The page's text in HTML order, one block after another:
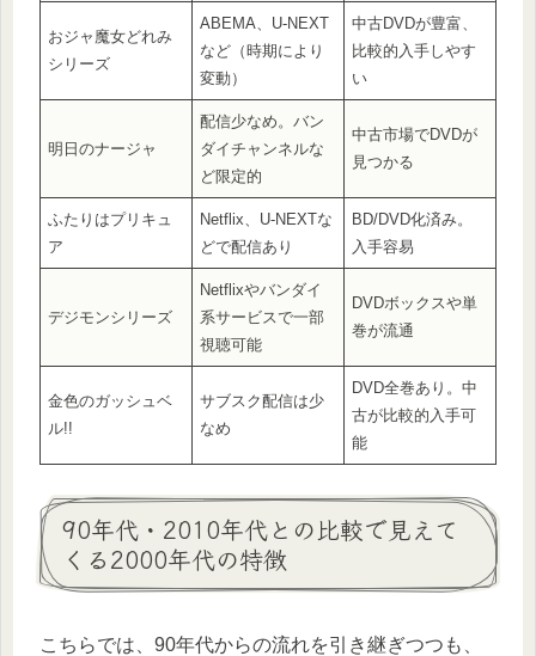
おジャ魔女どれみ
シリーズ
ABEMA、U‑NEXT
など（時期により
変動）
中古DVDが豊富、
比較的入手しやす
い
明日のナージャ
配信少なめ。バン
ダイチャンネルな
ど限定的
中古市場でDVDが
見つかる
ふたりはプリキュ
ア
Netflix、U‑NEXTな
どで配信あり
BD/DVD化済み。
入手容易
デジモンシリーズ
Netflixやバンダイ
系サービスで一部
視聴可能
DVDボックスや単
巻が流通
金色のガッシュベ
ル!!
サブスク配信は少
なめ
DVD全巻あり。中
古が比較的入手可
能
90年代・2010年代との比較で見えて
くる2000年代の特徴
こちらでは、90年代からの流れを引き継ぎつつも、